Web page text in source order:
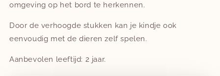
omgeving op het bord te herkennen.
Door de verhoogde stukken kan je kindje ook
eenvoudig met de dieren zelf spelen.
Aanbevolen leeftijd: 2 jaar.